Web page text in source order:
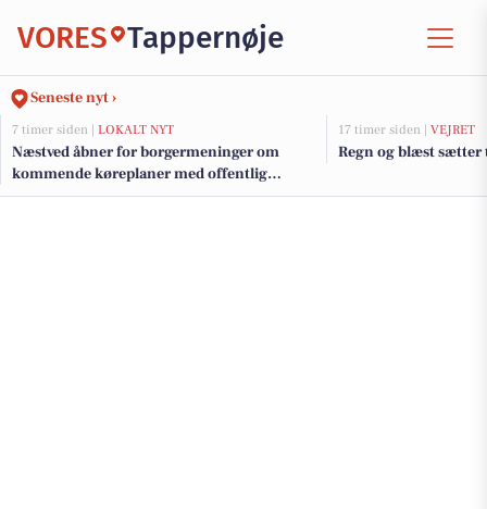
VORES Tappernøje
Seneste nyt ›
7 timer siden | LOKALT NYT
Næstved åbner for borgermeninger om
kommende køreplaner med offentlig
høring frem til 2026
17 timer siden | VEJRET
Regn og blæst sætter